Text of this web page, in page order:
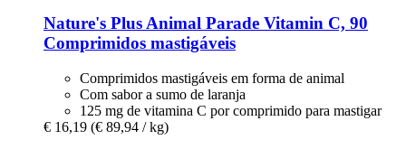
Nature's PlusAnimal Parade Vitamin C, 90
Comprimidos mastigáveis
Comprimidos mastigáveis em forma de animal
Com sabor a sumo de laranja
125 mg de vitamina C por comprimido para mastigar
€ 16,19 (€ 89,94 / kg)